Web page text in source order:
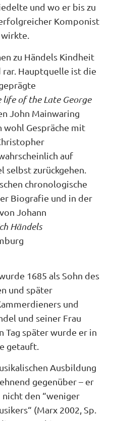
und wo er bis zu
Komponist
zu Händels Kindheit
rar. Hauptquelle ist die
life of the Late George
John Mainwaring
wohl Gespräche mit
auf
selbst zurückgehen.
chronologische
Biografie und in der
Johann
Händels
1685 als Sohn des
und später
und
und seiner Frau
Tag später wurde er in
getauft.
Ausbildung
gegenüber – er
den “weniger
(Marx 2002, Sp.